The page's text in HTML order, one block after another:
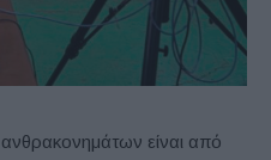
είναι από